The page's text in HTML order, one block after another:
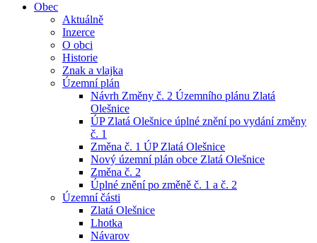
Obec
Aktuálně
Inzerce
O obci
Historie
Znak a vlajka
Územní plán
Návrh Změny č. 2 Územního plánu Zlatá
Olešnice
ÚP Zlatá Olešnice úplné znění po vydání změny
č. 1
Změna č. 1 ÚP Zlatá Olešnice
Nový územní plán obce Zlatá Olešnice
Změna č. 2
Úplné znění po změně č. 1 a č. 2
Územní části
Zlatá Olešnice
Lhotka
Návarov